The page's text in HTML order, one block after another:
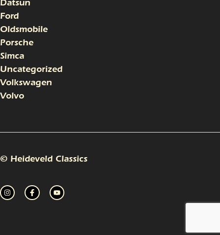
Datsun
Ford
Oldsmobile
Porsche
Simca
Uncategorized
Volkswagen
Volvo
© Heideveld Classics